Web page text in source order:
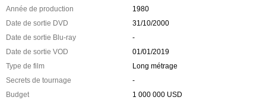
Année de production
1980
Date de sortie DVD
31/10/2000
Date de sortie Blu-ray
-
Date de sortie VOD
01/01/2019
Type de film
Long métrage
Secrets de tournage
-
Budget
1 000 000 USD